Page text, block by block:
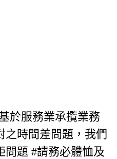
於服務業承攬業務
之時間差問題，我們
問題 #請務必體恤及